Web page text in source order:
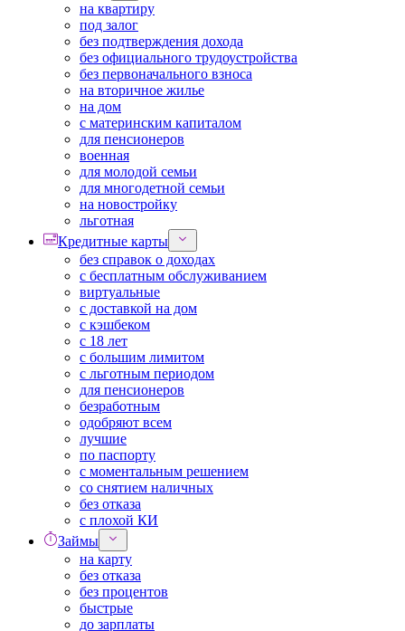
на квартиру
под залог
без подтверждения дохода
без официального трудоустройства
без первоначального взноса
на вторичное жилье
на дом
с материнским капиталом
для пенсионеров
военная
для молодой семьи
для многодетной семьи
на новостройку
льготная
Кредитные карты
без справок о доходах
с бесплатным обслуживанием
виртуальные
с доставкой на дом
с кэшбеком
с 18 лет
с большим лимитом
с льготным периодом
для пенсионеров
безработным
одобряют всем
лучшие
по паспорту
с моментальным решением
со снятием наличных
без отказа
с плохой КИ
Займы
на карту
без отказа
без процентов
быстрые
до зарплаты